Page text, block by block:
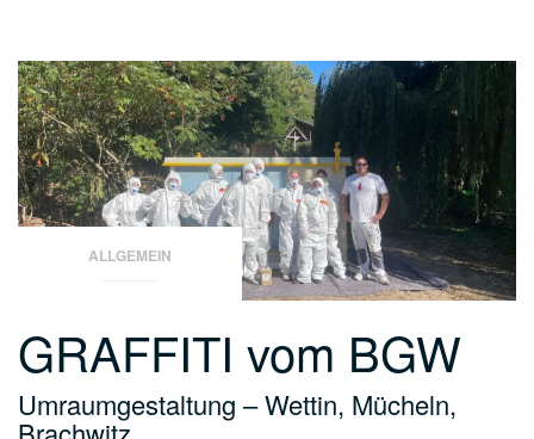
ALLGEMEIN
GRAFFITI vom BGW
Umraumgestaltung – Wettin, Mücheln,